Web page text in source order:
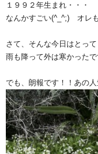
１９９２年生まれ・・・
なんかすごい(^_^;) オレ
さて、そんな今日はとって
雨も降って外は寒かった
でも、朗報です！！あの